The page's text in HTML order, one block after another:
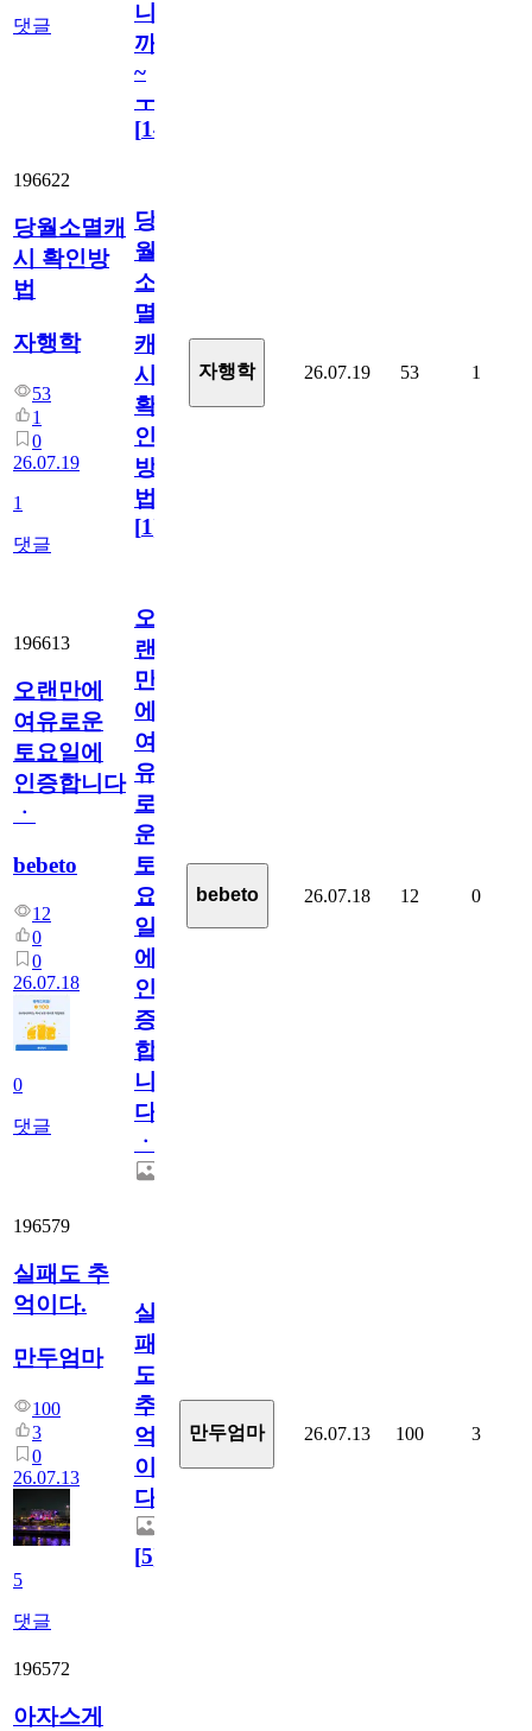
댓글
니
까
~
ㅜ
[14
196622
당월소멸캐
시 확인방
법
자행학
53
1
0
26.07.19
1
댓글
당
월
소
멸
캐
시
확
인
방
법
[1]
자행학 26.07.19 53 1
196613
오랜만에
여유로운
토요일에
인증합니다
ㆍ
bebeto
12
0
0
26.07.18
0
댓글
오
랜
만
에
여
유
로
운
토
요
일
에
인
증
합
니
다
ㆍ
bebeto 26.07.18 12 0
196579
실패도 추
억이다.
만두엄마
100
3
0
26.07.13
5
댓글
실
패
도
추
억
이
다.
[5]
만두엄마 26.07.13 100 3
196572
아자스게